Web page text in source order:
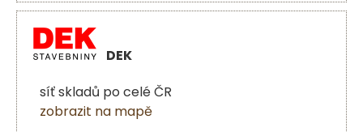
DEK
síť skladů po celé ČR
zobrazit na mapě